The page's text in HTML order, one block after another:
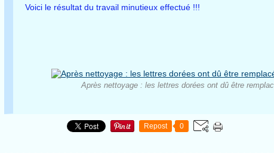
Voici le résultat du travail minutieux effectué !!!
Après nettoyage : les lettres dorées ont dû être
Repost 0